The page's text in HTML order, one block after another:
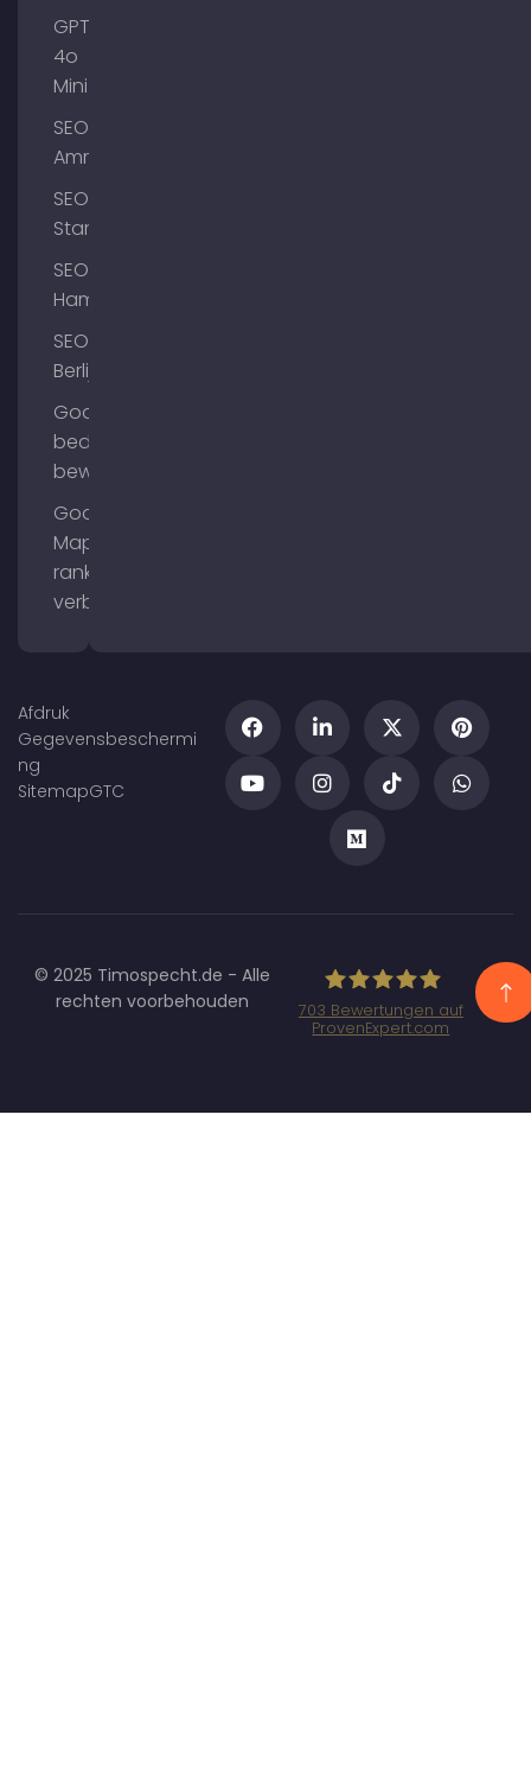
GPT-
4o
Mini
SEO
Ammersee
SEO
Starnberg
SEO
Hamburg
SEO
Berlijn
Google
bedrijfsprofiel
bewerken
Google
Maps
ranking
verbeteren
Afdruk
Gegevensbeschermi
ng
SitemapGTC
© 2025 Timospecht.de - Alle
rechten voorbehouden
Marketing GmbH
703 Bewertungen auf
ProvenExpert.com